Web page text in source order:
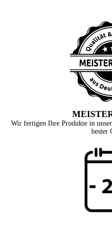
Wir fertigen Ihre Produkte in
bester